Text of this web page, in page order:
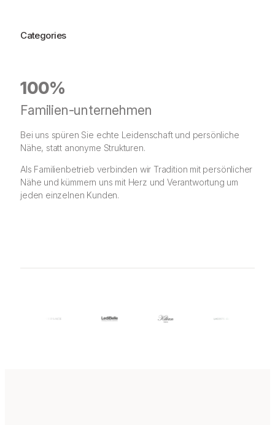
Categories
100%
Familien-unternehmen
Bei uns spüren Sie echte Leidenschaft und persönliche
Nähe, statt anonyme Strukturen.
Als Familienbetrieb verbinden wir Tradition mit persönlicher
Nähe und kümmern uns mit Herz und Verantwortung um
jeden einzelnen Kunden.